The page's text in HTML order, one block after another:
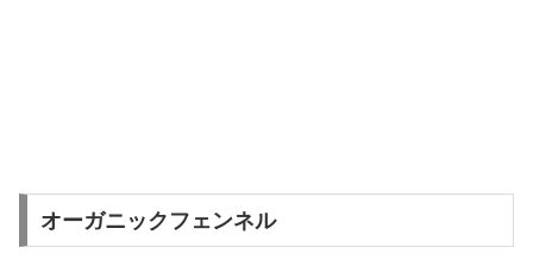
オーガニックフェンネル